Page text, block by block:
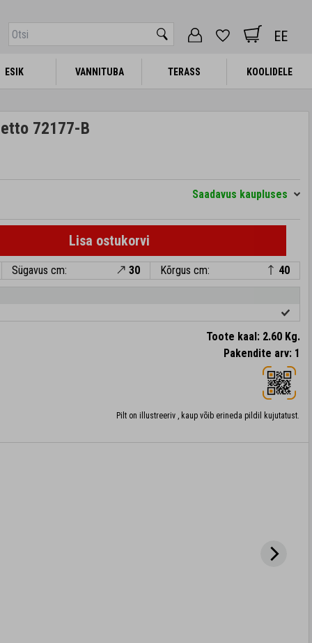
EE
ESIK VANNITUBA TERASS KOOLIDELE
ESIK VANNITUBA TERASS KOOLIDELE
72177-B
Saadavus kaupluses
Lisa ostukorvi
Sügavus cm: 30 Kõrgus cm: 40
Toote kaal: 2.60 Kg.
Pakendite arv: 1
Pilt on illustreeriv , kaup võib erineda pildil kujutatust.